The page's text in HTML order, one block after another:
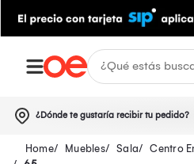
¿Dónde te gustaría recibir tu pedido?
Muebles Sala Centro